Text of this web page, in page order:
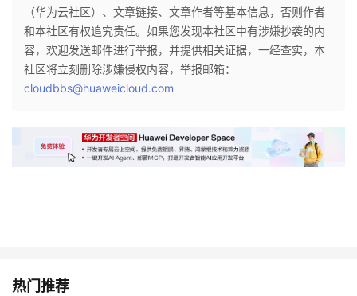
（华为云社区）、文章链接、文章作者等基本信息，否则作者
和本社区有权追究责任。如果您发现本社区中有涉嫌抄袭的内
容，欢迎发送邮件进行举报，并提供相关证据，一经查实，本
社区将立刻删除涉嫌侵权内容，举报邮箱：
cloudbbs@huaweicloud.com
热门推荐